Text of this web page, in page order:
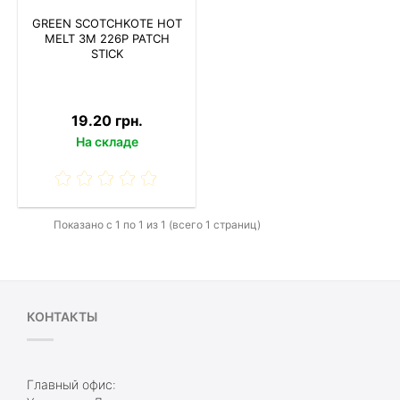
GREEN SCOTCHKOTE HOT
MELT 3M 226Р PATCH
STICK
19.20 грн.
На складе
Показано с 1 по 1 из 1 (всего 1 страниц)
КОНТАКТЫ
Главный офис: